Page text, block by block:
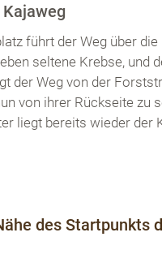
führt der Weg über
seltene Krebse,
der Weg von der
von ihrer Rückseite zu
liegt bereits wieder der
des Startpunkts